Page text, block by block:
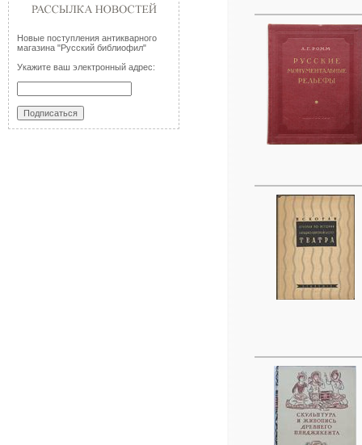
Новые поступления антикварного
магазина "Русский библиофил"
Укажите ваш электронный адрес: